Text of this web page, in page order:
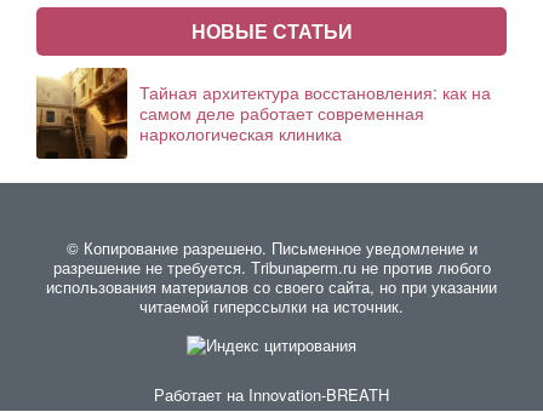
НОВЫЕ СТАТЬИ
Тайная архитектура восстановления: как на
самом деле работает современная
наркологическая клиника
© Копирование разрешено. Письменное уведомление и
разрешение не требуется. Тribunaperm.ru не против любого
использования материалов со своего сайта, но при указании
читаемой гиперссылки на источник.
Работает на Innovation-BREATH